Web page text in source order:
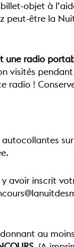
objet à
peut-être la
une radio
visités
radio !
avoir inscrit
au